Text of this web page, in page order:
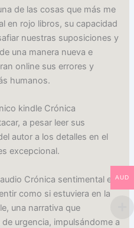
de las cosas que más me
en rojo libros, su capacidad
nuestras suposiciones y
una manera nueva e
online sus errores y
humanos.
kindle Crónica
a pesar leer sus
autor a los detalles en el
excepcional.
Crónica sentimental en
como si estuviera en la
una narrativa que
urgencia, impulsándome a
AUD